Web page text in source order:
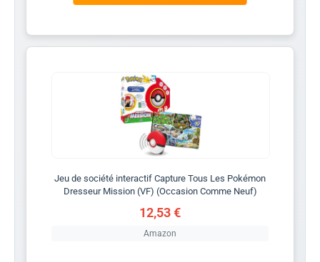
Jeu de société interactif Capture Tous Les Pokémon
Dresseur Mission (VF) (Occasion Comme Neuf)
12,53 €
Amazon